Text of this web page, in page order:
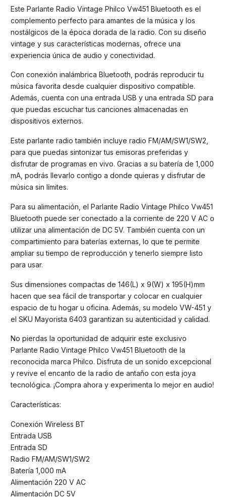
Este Parlante Radio Vintage Philco Vw451 Bluetooth es el
complemento perfecto para amantes de la música y los
nostálgicos de la época dorada de la radio. Con su diseño
vintage y sus características modernas, ofrece una
experiencia única de audio y conectividad.
Con conexión inalámbrica Bluetooth, podrás reproducir tu
música favorita desde cualquier dispositivo compatible.
Además, cuenta con una entrada USB y una entrada SD para
que puedas escuchar tus canciones almacenadas en
dispositivos externos.
Este parlante radio también incluye radio FM/AM/SW1/SW2,
para que puedas sintonizar tus emisoras preferidas y
disfrutar de programas en vivo. Gracias a su batería de 1,000
mA, podrás llevarlo contigo a donde quieras y disfrutar de
música sin límites.
Para su alimentación, el Parlante Radio Vintage Philco Vw451
Bluetooth puede ser conectado a la corriente de 220 V AC o
utilizar una alimentación de DC 5V. También cuenta con un
compartimiento para baterías externas, lo que te permite
ampliar su tiempo de reproducción y tenerlo siempre listo
para usar.
Sus dimensiones compactas de 146(L) x 9(W) x 195(H)mm
hacen que sea fácil de transportar y colocar en cualquier
espacio de tu hogar u oficina. Además, su modelo VW-451 y
el SKU Mayorista 6403 garantizan su autenticidad y calidad.
No pierdas la oportunidad de adquirir este exclusivo
Parlante Radio Vintage Philco Vw451 Bluetooth de la
reconocida marca Philco. Disfruta de un sonido excepcional
y revive el encanto de la radio de antaño con esta joya
tecnológica. ¡Compra ahora y experimenta lo mejor en audio!
Características:
Conexión Wireless BT
Entrada USB
Entrada SD
Radio FM/AM/SW1/SW2
Batería 1,000 mA
Alimentación 220 V AC
Alimentación DC 5V